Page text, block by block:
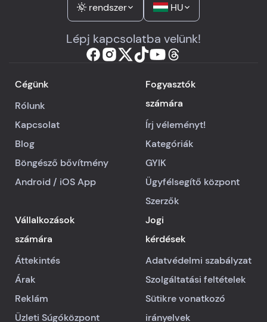
rendszer HU
Lépj kapcsolatba velünk!
Cégünk
Rólunk
Kapcsolat
Blog
Böngésző bővítmény
Android / iOSApp
Fogyasztók
számára
Írj véleményt!
Kategóriák
GYIK
Ügyfélsegítő központ
Szerzők
Vállalkozások
számára
Áttekintés
Árak
Reklám
Üzleti Súgóközpont
Jogi
kérdések
Adatvédelmi szabályzat
Szolgáltatási feltételek
Sütikre vonatkozó
irányelvek